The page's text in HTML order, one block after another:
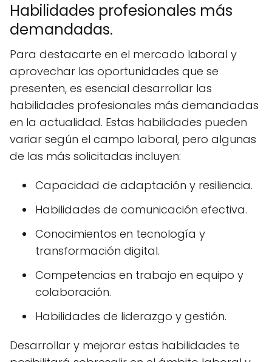
Habilidades profesionales más
demandadas.
Para destacarte en el mercado laboral y
aprovechar las oportunidades que se
presenten, es esencial desarrollar las
habilidades profesionales más demandadas
en la actualidad. Estas habilidades pueden
variar según el campo laboral, pero algunas
de las más solicitadas incluyen:
Capacidad de adaptación y resiliencia.
Habilidades de comunicación efectiva.
Conocimientos en tecnología y
transformación digital.
Competencias en trabajo en equipo y
colaboración.
Habilidades de liderazgo y gestión.
Desarrollar y mejorar estas habilidades te